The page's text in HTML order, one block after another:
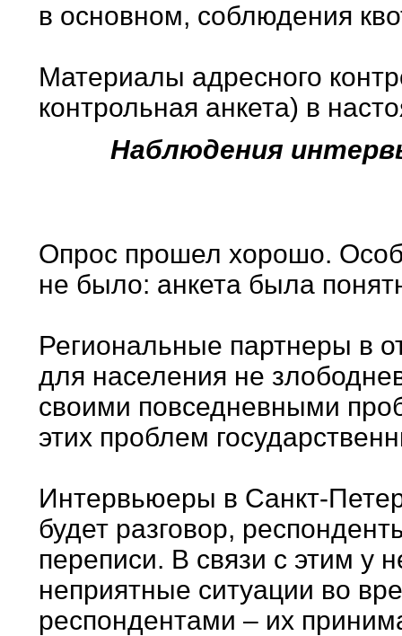
в основном, соблюдения
Материалы адресного
контрольная анкета) в
Наблюдения
Опрос прошел хорошо.
не было: анкета была
Региональные партнеры в
для населения не
своими повседневными
этих проблем
Интервьюеры в Санкт-
будет разговор,
переписи. В связи с этим у
неприятные ситуации во
респондентами – их